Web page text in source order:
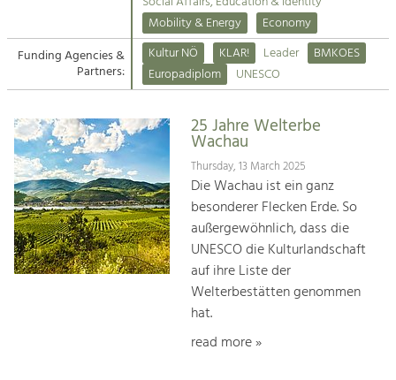
Suche
Impressum
Kontakt
Tourism
Offer Development and Positioning
Art & Culture
Crafts, Science and Research.
Social Affairs, Education
& Identity
Equality, Youth and Integration.
Climate Change, Public Transport and
Mobility & Energy
Economy
Funding Agencies &
Partners:
Kultur NÖ KLAR! Leader
BMKOES
Europadiplom
UNESCO
25 Jahre Welterbe
Wachau
Thursday, 13 March 2025
Die Wachau ist ein ganz
besonderer Flecken Erde. So
außergewöhnlich, dass die
UNESCO die Kulturlandschaft
auf ihre Liste der
Welterbestätten genommen
hat.
read more »